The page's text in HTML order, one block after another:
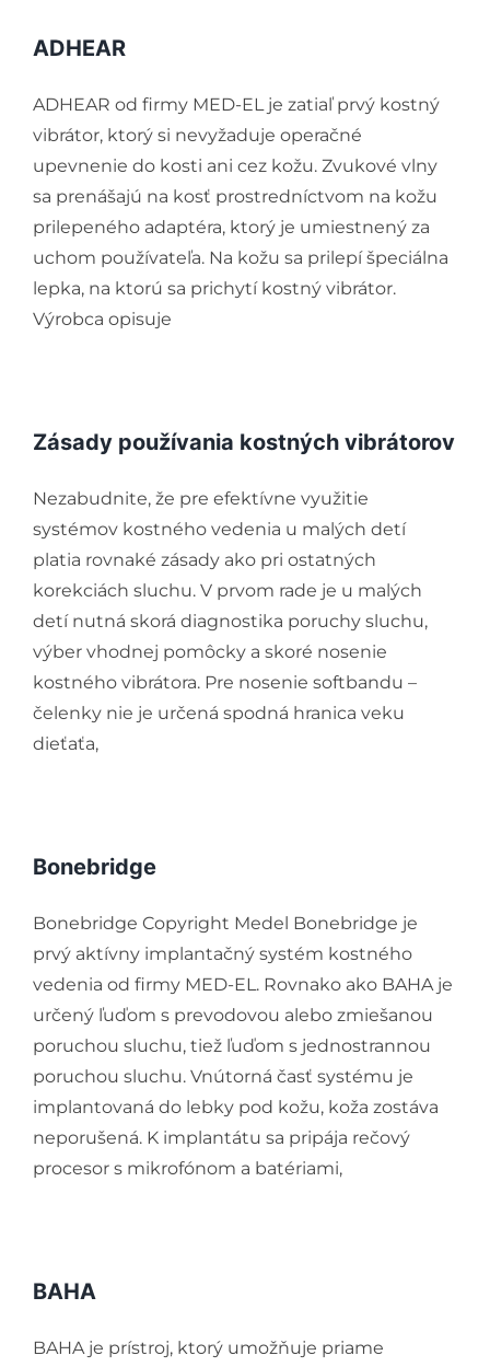
Podporte nás
Kompenzačné pomôcky
Komunikácia a sluch
Rané poradenstvo
ADHEAR
ADHEAR od firmy MED-EL je zatiaľ prvý kostný
vibrátor, ktorý si nevyžaduje operačné
upevnenie do kosti ani cez kožu. Zvukové vlny
sa prenášajú na kosť prostredníctvom na kožu
prilepeného adaptéra, ktorý je umiestnený za
uchom používateľa. Na kožu sa prilepí špeciálna
lepka, na ktorú sa prichytí kostný vibrátor.
Výrobca opisuje
Zásady používania kostných vibrátorov
Nezabudnite, že pre efektívne využitie
systémov kostného vedenia u malých detí
platia rovnaké zásady ako pri ostatných
korekciách sluchu. V prvom rade je u malých
detí nutná skorá diagnostika poruchy sluchu,
výber vhodnej pomôcky a skoré nosenie
kostného vibrátora. Pre nosenie softbandu –
čelenky nie je určená spodná hranica veku
dieťaťa,
Bonebridge
Bonebridge Copyright Medel Bonebridge je
prvý aktívny implantačný systém kostného
vedenia od firmy MED-EL. Rovnako ako BAHA je
určený ľuďom s prevodovou alebo zmiešanou
poruchou sluchu, tiež ľuďom s jednostrannou
poruchou sluchu. Vnútorná časť systému je
implantovaná do lebky pod kožu, koža zostáva
neporušená. K implantátu sa pripája rečový
procesor s mikrofónom a batériami,
BAHA
BAHA je prístroj, ktorý umožňuje priame